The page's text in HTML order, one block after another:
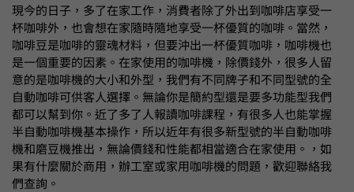
現今的日子，多了在家工作，消費者除了外出到咖啡店享受一
杯咖啡外，也會想在家隨時隨地享受一杯優質的咖啡。當然，
咖啡豆是咖啡的靈魂材料，但要沖出一杯優質咖啡，咖啡機也
是一個重要的因素。在家使用的咖啡機，除價錢外，很多人留
意的是咖啡機的大小和外型，我們有不同牌子和不同型號的全
自動咖啡可供客人選擇。無論你是簡約型還是要多功能型我們
都可以幫到你。近了多了人報讀咖啡課程，有很多人也能掌握
半自動咖啡機基本操作，所以近年有很多新型號的半自動咖啡
機和磨豆機推出，無論價錢和性能都相當適合在家使用。，如
果有什麼關於商用，辦工室或家用咖啡機的問題，歡迎聯絡我
們查詢。